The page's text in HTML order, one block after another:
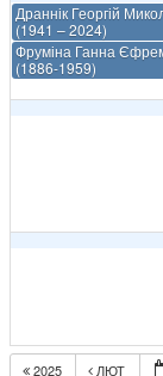
Драннік Георгій
(1941 – 2024)
Фруміна Ганна
(1886-1959)
2025 ЛЮТ